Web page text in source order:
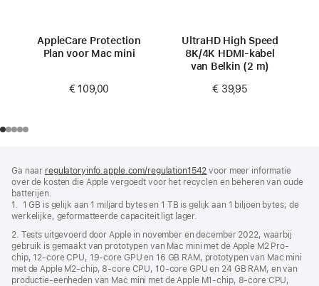
AppleCare Protection
Plan voor Mac mini
€ 109,00
UltraHD High Speed
8K/4K HDMI-kabel
van Belkin (2 m)
€ 39,95
Ga naar regulatoryinfo.apple.com/regulation1542 (wordt
in
venster
voor meer informatie
over de kosten die Apple vergoedt voor het recyclen en beheren van oude
batterijen.
1. 1 GB is gelijk aan 1 miljard bytes en 1 TB is gelijk aan 1 biljoen bytes; de
werkelijke, geformatteerde capaciteit ligt lager.
2. Tests uitgevoerd door Apple in november en december 2022, waarbij
gebruik is gemaakt van prototypen van Mac mini met de Apple M2 Pro-
chip, 12‑core CPU, 19‑core GPU en 16 GB RAM, prototypen van Mac mini
met de Apple M2-chip, 8‑core CPU, 10‑core GPU en 24 GB RAM, en van
productie-eenheden van Mac mini met de Apple M1-chip, 8‑core CPU,